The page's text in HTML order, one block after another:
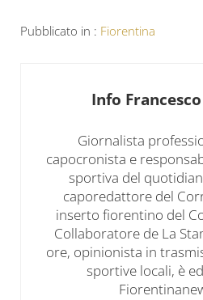
Pubblicato in : Fiorentina
Info
Giornalista
capocronista e
sportiva del
caporedattore del
inserto fiorentino del
Collaboratore de La
ore, opinionista in
sportive locali, è